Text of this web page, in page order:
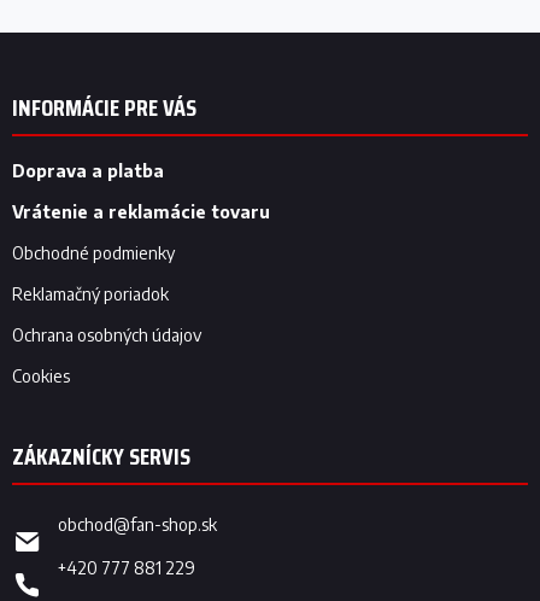
Z
INFORMÁCIE PRE VÁS
Doprava a platba
Vrátenie a reklamácie tovaru
Obchodné podmienky
Reklamačný poriadok
Ochrana osobných údajov
Cookies
obchod@fan-shop.sk
+420 777 881 229